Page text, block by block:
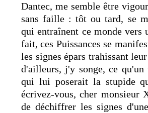
Dantec, me semble être
sans faille : tôt ou tard, se
qui entraînent ce monde vers
fait, ces Puissances se
les signes épars trahissant
d'ailleurs, j'y songe, ce
qui lui poserait la stupide
écrivez-vous, cher monsieur
de déchiffrer les signes